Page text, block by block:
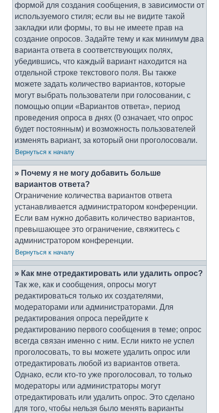
формой для создания сообщения, в зависимости от
используемого стиля; если вы не видите такой
закладки или формы, то вы не имеете прав на
создание опросов. Задайте тему и как минимум два
варианта ответа в соответствующих полях,
убедившись, что каждый вариант находится на
отдельной строке текстового поля. Вы также
можете задать количество вариантов, которые
могут выбрать пользователи при голосовании, с
помощью опции «Вариантов ответа», период
проведения опроса в днях (0 означает, что опрос
будет постоянным) и возможность пользователей
изменять вариант, за который они проголосовали.
Вернуться к началу
» Почему я не могу добавить больше
вариантов ответа?
Ограничение количества вариантов ответа
устанавливается администратором конференции.
Если вам нужно добавить количество вариантов,
превышающее это ограничение, свяжитесь с
администратором конференции.
Вернуться к началу
» Как мне отредактировать или удалить опрос?
Так же, как и сообщения, опросы могут
редактироваться только их создателями,
модераторами или администраторами. Для
редактирования опроса перейдите к
редактированию первого сообщения в теме; опрос
всегда связан именно с ним. Если никто не успел
проголосовать, то вы можете удалить опрос или
отредактировать любой из вариантов ответа.
Однако, если кто-то уже проголосовал, то только
модераторы или администраторы могут
отредактировать или удалить опрос. Это сделано
для того, чтобы нельзя было менять варианты